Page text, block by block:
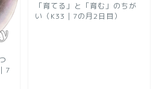
7
「育てる」と「育む」のちが
い（K33｜7の月2日目）